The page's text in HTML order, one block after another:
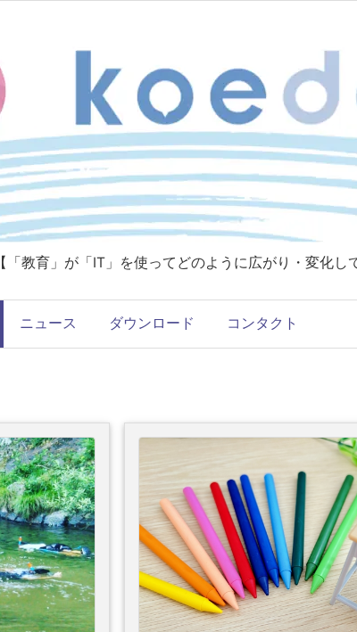
【「教育」が「IT」を使ってどのように広がり・変化
ニュース ダウンロード コンタクト